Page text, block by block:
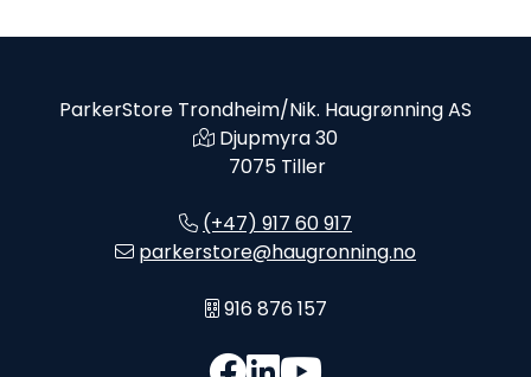
ParkerStore Trondheim/Nik. Haugrønning AS
Djupmyra 30
7075 Tiller
(+47) 917 60 917
parkerstore@haugronning.no
916 876 157